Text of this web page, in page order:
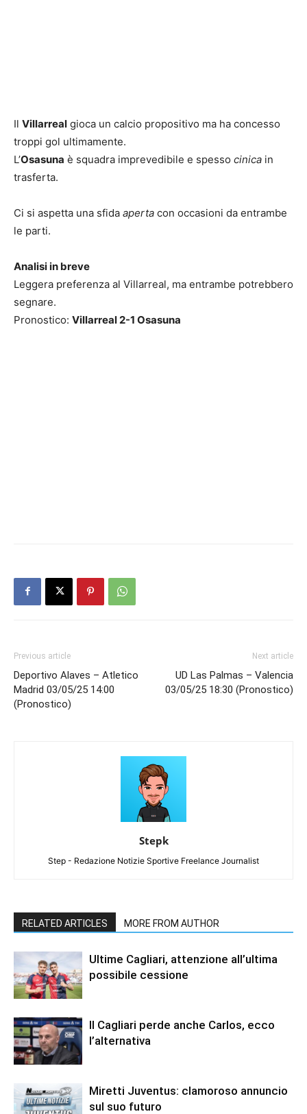
Il Villarreal gioca un calcio propositivo ma ha concesso
troppi gol ultimamente.
L’Osasuna è squadra imprevedibile e spesso cinica in
trasferta.
Ci si aspetta una sfida aperta con occasioni da entrambe
le parti.
Analisi in breve
Leggera preferenza al Villarreal, ma entrambe potrebbero
segnare.
Pronostico: Villarreal 2-1 Osasuna
Previous article
Deportivo Alaves – Atletico
Madrid 03/05/25 14:00
(Pronostico)
Next article
UD Las Palmas – Valencia
03/05/25 18:30 (Pronostico)
Stepk
Step - Redazione Notizie Sportive Freelance Journalist
RELATED ARTICLES MORE FROM AUTHOR
Ultime Cagliari, attenzione all’ultima
possibile cessione
Il Cagliari perde anche Carlos, ecco
l’alternativa
Miretti Juventus: clamoroso annuncio
sul suo futuro